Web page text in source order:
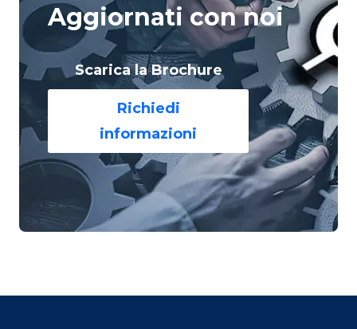
Aggiornati con noi
Scarica la Brochure
Richiedi
informazioni